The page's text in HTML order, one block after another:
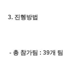
3. 진헹방법
- 총 참가팀 : 39개 팀